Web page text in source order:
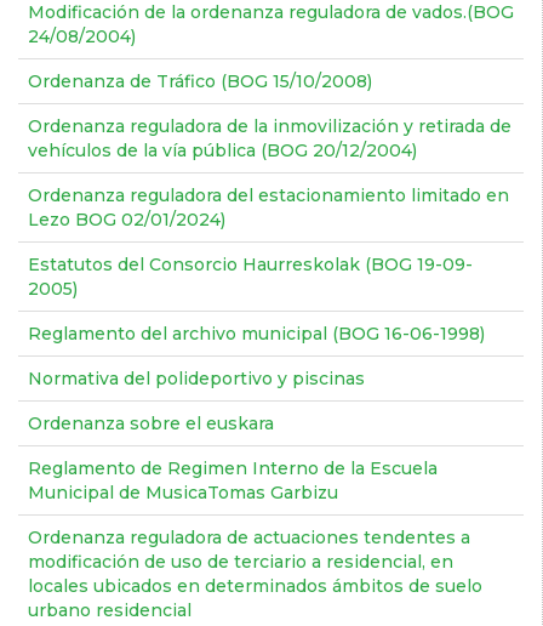
Modificación de la ordenanza reguladora de vados.(BOG
24/08/2004)
Ordenanza de Tráfico (BOG 15/10/2008)
Ordenanza reguladora de la inmovilización y retirada de
vehículos de la vía pública (BOG 20/12/2004)
Ordenanza reguladora del estacionamiento limitado en
Lezo BOG 02/01/2024)
Estatutos del Consorcio Haurreskolak (BOG 19-09-
2005)
Reglamento del archivo municipal (BOG 16-06-1998)
Normativa del polideportivo y piscinas
Ordenanza sobre el euskara
Reglamento de Regimen Interno de la Escuela
Municipal de MusicaTomas Garbizu
Ordenanza reguladora de actuaciones tendentes a
modificación de uso de terciario a residencial, en
locales ubicados en determinados ámbitos de suelo
urbano residencial